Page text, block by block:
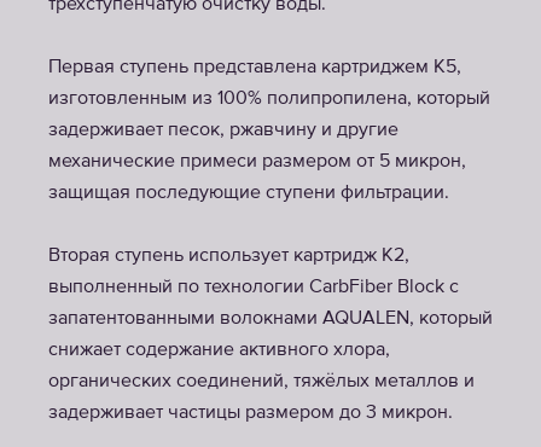
трёхступенчатую очистку воды.
Первая ступень представлена картриджем K5,
изготовленным из 100% полипропилена, который
задерживает песок, ржавчину и другие
механические примеси размером от 5 микрон,
защищая последующие ступени фильтрации.
Вторая ступень использует картридж K2,
выполненный по технологии CarbFiber Block с
запатентованными волокнами AQUALEN, который
снижает содержание активного хлора,
органических соединений, тяжёлых металлов и
задерживает частицы размером до 3 микрон.